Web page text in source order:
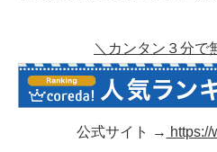
＼カンタン３分で
公式サイト →